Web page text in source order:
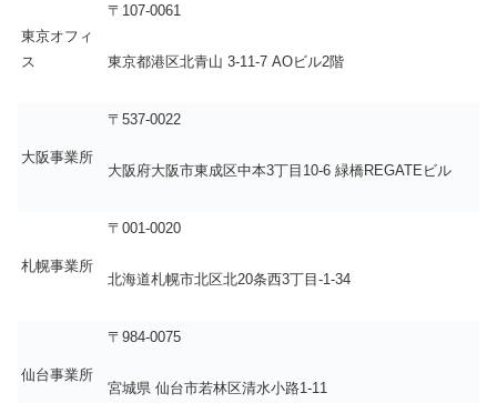
東京オフィ
ス
〒107-0061
東京都港区北青山 3-11-7 AOビル2階
大阪事業所
〒537-0022
大阪府大阪市東成区中本3丁目10-6 緑橋REGATEビル
札幌事業所
〒001-0020
北海道札幌市北区北20条西3丁目-1-34
仙台事業所
〒984-0075
宮城県 仙台市若林区清水小路1-11